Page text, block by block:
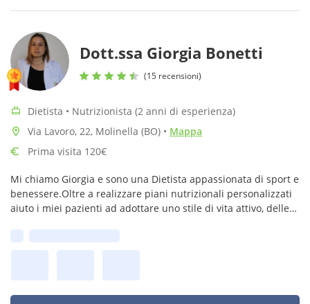
Dott.ssa Giorgia Bonetti
(15 recensioni)
Dietista • Nutrizionista (2 anni di esperienza)
Via Lavoro, 22, Molinella (BO) • Mappa
Prima visita 120€
Mi chiamo Giorgia e sono una Dietista appassionata di sport e
benessere.Oltre a realizzare piani nutrizionali personalizzati
aiuto i miei pazienti ad adottare uno stile di vita attivo, delle